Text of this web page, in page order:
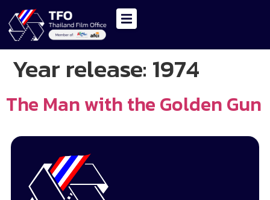
Year release: 1974
The Man with the Golden Gun